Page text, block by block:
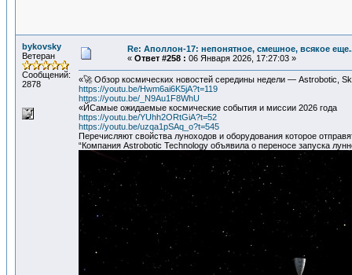
bykovsky
Ветеран
Сообщений:
2878
Re: Аполлон-17: непонятное, смешное, всякое
« Ответ #258 : 06 Января 2026, 17:27:03 »
«🚀 Обзор космических новостей середины недели — Astrobotic,
https://youtu.be/Hwm6ai6K5jA?t=119
https://youtu.be/_N9Au1F8WhU
«ЙСамые ожидаемые космические события и миссии 2026 года
https://youtu.be/YUhh2ORtGiA?t=52
https://youtu.be/uzqa1pSAq_o?t=545
Перечисляют свойства луноходов и оборудования которое
“Компания Astrobotic Technology объявила о переносе запуска